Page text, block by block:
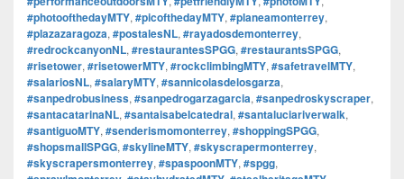
#photoofthedayMTY, #picofthedayMTY, #planeamonterrey,
#plazazaragoza, #postalesNL, #rayadosdemonterrey,
#redrockcanyonNL, #restaurantesSPGG, #restaurantsSPGG,
#risetower, #risetowerMTY, #rockclimbingMTY, #safetravelMTY,
#salariosNL, #salaryMTY, #sannicolasdelosgarza,
#sanpedrobusiness, #sanpedrogarzagarcia, #sanpedroskyscraper,
#santacatarinaNL, #santaisabelcatedral, #santaluciariverwalk,
#santiguoMTY, #senderismomonterrey, #shoppingSPGG,
#shopsmallSPGG, #skylineMTY, #skyscrapermonterrey,
#skyscrapersmonterrey, #spaspoonMTY, #spgg,